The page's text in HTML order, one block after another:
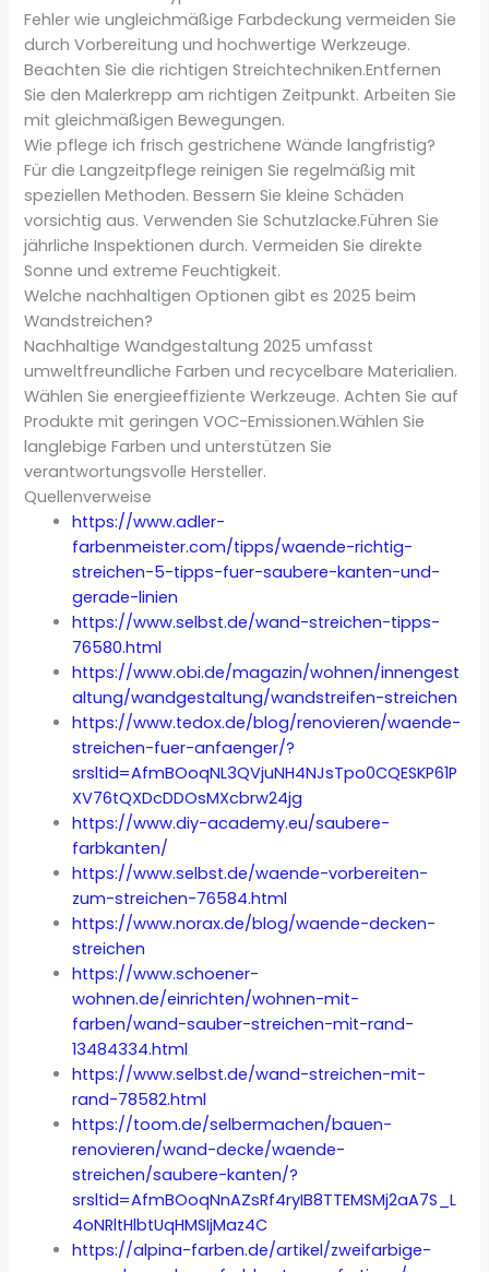
Fehler wie ungleichmäßige Farbdeckung vermeiden Sie
durch Vorbereitung und hochwertige Werkzeuge.
Beachten Sie die richtigen Streichtechniken.Entfernen
Sie den Malerkrepp am richtigen Zeitpunkt. Arbeiten Sie
mit gleichmäßigen Bewegungen.
Wie pflege ich frisch gestrichene Wände langfristig?
Für die Langzeitpflege reinigen Sie regelmäßig mit
speziellen Methoden. Bessern Sie kleine Schäden
vorsichtig aus. Verwenden Sie Schutzlacke.Führen Sie
jährliche Inspektionen durch. Vermeiden Sie direkte
Sonne und extreme Feuchtigkeit.
Welche nachhaltigen Optionen gibt es 2025 beim
Wandstreichen?
Nachhaltige Wandgestaltung 2025 umfasst
umweltfreundliche Farben und recycelbare Materialien.
Wählen Sie energieeffiziente Werkzeuge. Achten Sie auf
Produkte mit geringen VOC-Emissionen.Wählen Sie
langlebige Farben und unterstützen Sie
verantwortungsvolle Hersteller.
Quellenverweise
https://www.adler-
farbenmeister.com/tipps/waende-richtig-
streichen-5-tipps-fuer-saubere-kanten-und-
gerade-linien
https://www.selbst.de/wand-streichen-tipps-
76580.html
https://www.obi.de/magazin/wohnen/innengest
altung/wandgestaltung/wandstreifen-streichen
https://www.tedox.de/blog/renovieren/waende-
streichen-fuer-anfaenger/?
srsltid=AfmBOoqNL3QVjuNH4NJsTpo0CQESKP61P
XV76tQXDcDDOsMXcbrw24jg
https://www.diy-academy.eu/saubere-
farbkanten/
https://www.selbst.de/waende-vorbereiten-
zum-streichen-76584.html
https://www.norax.de/blog/waende-decken-
streichen
https://www.schoener-
wohnen.de/einrichten/wohnen-mit-
farben/wand-sauber-streichen-mit-rand-
13484334.html
https://www.selbst.de/wand-streichen-mit-
rand-78582.html
https://toom.de/selbermachen/bauen-
renovieren/wand-decke/waende-
streichen/saubere-kanten/?
srsltid=AfmBOoqNnAZsRf4ryIB8TTEMSMj2aA7S_L
4oNRltHlbtUqHMSIjMaz4C
https://alpina-farben.de/artikel/zweifarbige-